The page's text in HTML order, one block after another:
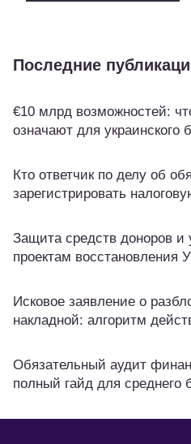
Последние
€10 млрд возможностей:
означают для украинского
Кто ответчик по делу об
зарегистрировать
Защита средств доноров и
проектам восстановления
Исковое заявление о
накладной: алгоритм
Обязательный аудит
полный гайд для среднего